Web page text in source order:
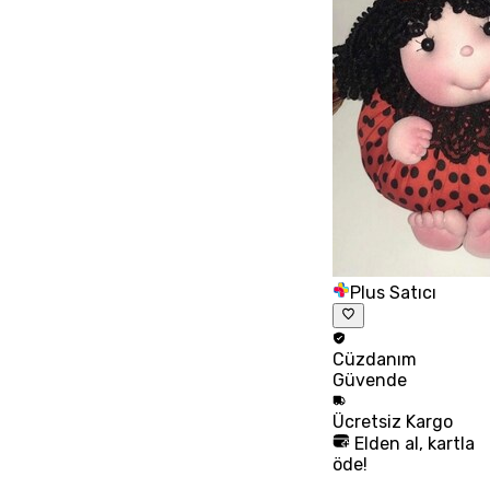
Plus Satıcı
Cüzdanım
Güvende
Ücretsiz Kargo
Elden al, kartla
öde!